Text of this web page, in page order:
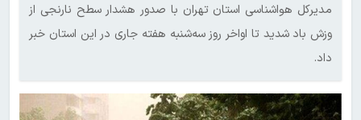
مدیرکل هواشناسی استان تهران با صدور هشدار سطح نارنجی از
وزش باد شدید تا اواخر روز سه‌شنبه هفته جاری در این استان خبر
داد.